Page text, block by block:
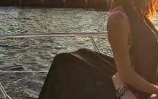
zenginliklerini
çılgın fotoğraflarını
İşte zenginliğin tadını
medyada saçmalayıp,
paylaşım...